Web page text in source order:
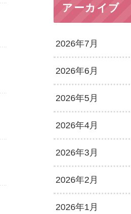
アーカイブ
2026年7月
2026年6月
2026年5月
2026年4月
2026年3月
2026年2月
2026年1月